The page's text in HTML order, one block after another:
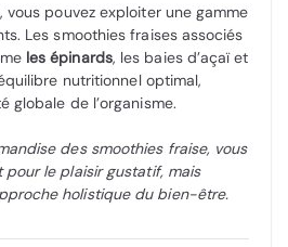
vous pouvez exploiter une gamme
Les smoothies fraises associés
les épinards, les baies d’açaï et
nutritionnel optimal,
globale de l’organisme.
des smoothies fraise, vous
pour le plaisir gustatif, mais
holistique du bien-être.